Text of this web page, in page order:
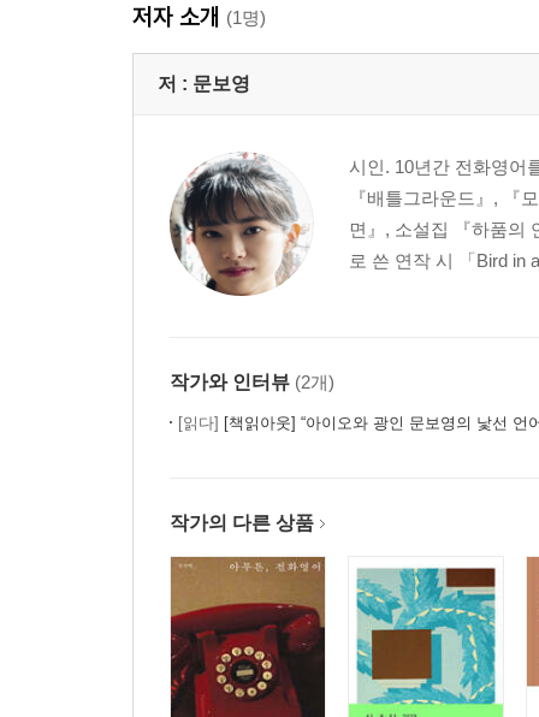
저자 소개 (1명)
저 : 문보영
시인. 10년간 전화영어
『배틀그라운드』, 『
면』, 소설집 『하품의
로 쓴 연작 시 「Bird in
작가와 인터뷰 (2개)
[읽다] [책읽아웃] “아이오와 광인 문보영의 낯선 언어로
작가의 다른 상품